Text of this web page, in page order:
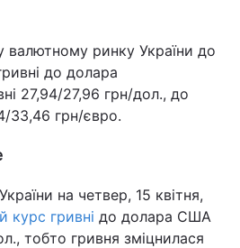
валютному ринку України до
до долара
27,94/27,96 грн/дол., до
33,46 грн/євро.
на четвер, 15 квітня,
курс гривні до долара США
тобто гривня зміцнилася